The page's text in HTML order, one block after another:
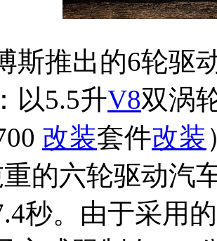
推出的6轮驱动
以5.5升V8双涡
改装套件改装
的六轮驱动汽
秒。由于采用